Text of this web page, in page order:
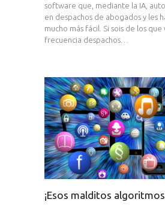
software que, mediante la IA,
en despachos de abogados y les
mucho más fácil. Si sois de los
frecuencia despachos…
¡Esos malditos